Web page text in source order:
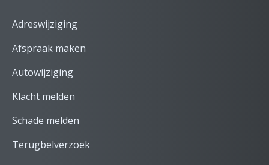
Adreswijziging
Afspraak maken
Autowijziging
Klacht melden
Schade melden
Terugbelverzoek